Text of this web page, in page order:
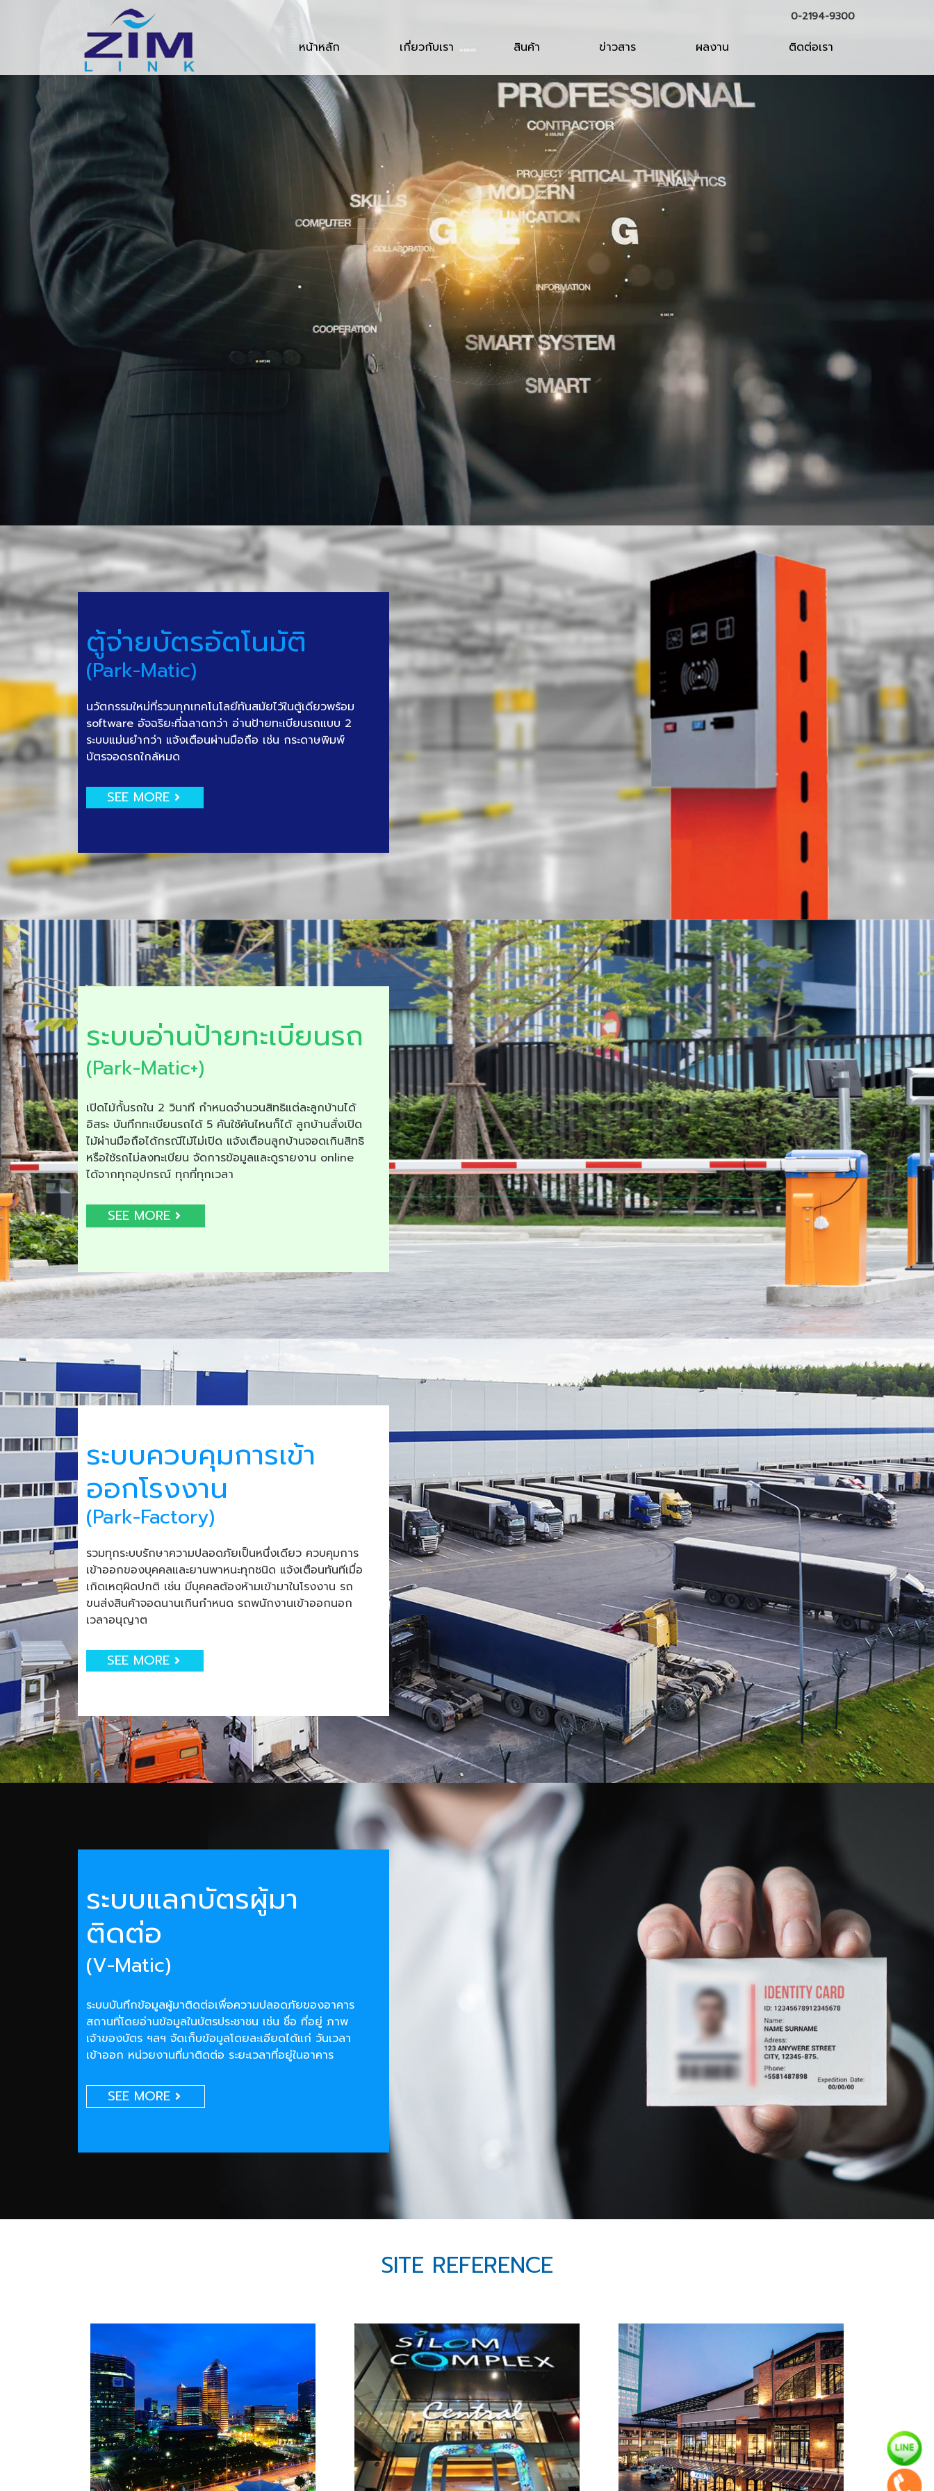
0-2194-9300
หน้าหลัก เกี่ยวกับเรา สินค้า ข่าวสาร ผลงาน ติดต่อเรา
ตู้จ่ายบัตรอัตโนมัติ
(Park-Matic)
นวัตกรรมใหม่ที่รวมทุกเทคโนโลยีทันสมัยไว้ในตู้เดียวพร้อม
software อัจฉริยะที่ฉลาดกว่า อ่านป้ายทะเบียนรถแบบ 2
ระบบแม่นยำกว่า แจ้งเตือนผ่านมือถือ เช่น กระดาษพิมพ์
บัตรจอดรถใกล้หมด
SEE MORE
ระบบอ่านป้ายทะเบียนรถ
(Park-Matic+)
เปิดไม้กั้นรถใน 2 วินาที กำหนดจำนวนสิทธิแต่ละลูกบ้านได้
อิสระ บันทึกทะเบียนรถได้ 5 คันใช้คันไหนก็ได้ ลูกบ้านสั่งเปิด
ไม้ผ่านมือถือได้กรณีไม้ไม่เปิด แจ้งเตือนลูกบ้านจอดเกินสิทธิ
หรือใช้รถไม่ลงทะเบียน จัดการข้อมูลและดูรายงาน online
ได้จากทุกอุปกรณ์ ทุกที่ทุกเวลา
SEE MORE
ระบบควบคุมการเข้า
ออกโรงงาน
(Park-Factory)
รวมทุกระบบรักษาความปลอดภัยเป็นหนึ่งเดียว ควบคุมการ
เข้าออกของบุคคลและยานพาหนะทุกชนิด แจ้งเตือนทันทีเมื่อ
เกิดเหตุผิดปกติ เช่น มีบุคคลต้องห้ามเข้ามาในโรงงาน รถ
ขนส่งสินค้าจอดนานเกินกำหนด รถพนักงานเข้าออกนอก
เวลาอนุญาต
SEE MORE
ระบบแลกบัตรผู้มา
ติดต่อ
(V-Matic)
ระบบบันทึกข้อมูลผู้มาติดต่อเพื่อความปลอดภัยของอาคาร
สถานที่โดยอ่านข้อมูลในบัตรประชาชน เช่น ชื่อ ที่อยู่ ภาพ
เจ้าของบัตร ฯลฯ จัดเก็บข้อมูลโดยละเอียดได้แก่ วันเวลา
เข้าออก หน่วยงานที่มาติดต่อ ระยะเวลาที่อยู่ในอาคาร
SEE MORE
SITE REFERENCE